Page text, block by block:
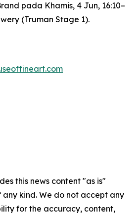
pada Khamis, 4 Jun, 16:10–
(Truman Stage 1).
this news content "as is"
kind. We do not accept any
for the accuracy, content,